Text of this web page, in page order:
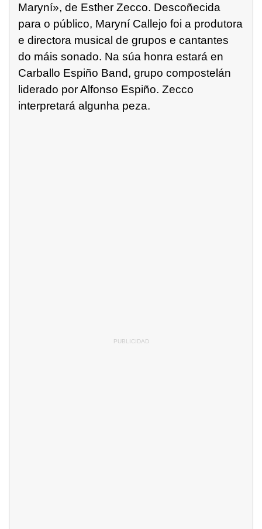
Maryní», de Esther Zecco. Descoñecida
para o público, Maryní Callejo foi a produtora
e directora musical de grupos e cantantes
do máis sonado. Na súa honra estará en
Carballo Espiño Band, grupo compostelán
liderado por Alfonso Espiño. Zecco
interpretará algunha peza.